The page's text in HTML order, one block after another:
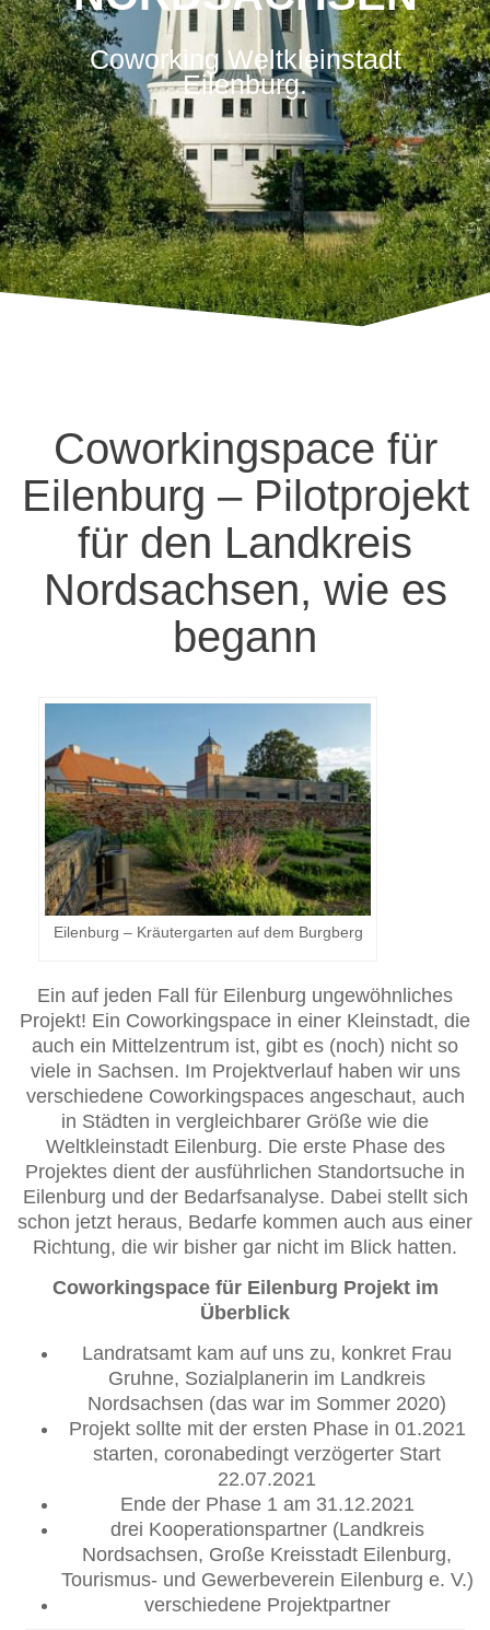
Coworking Weltkleinstadt
Eilenburg.
Coworkingspace für
Eilenburg – Pilotprojekt
für den Landkreis
Nordsachsen, wie es
begann
Eilenburg – Kräutergarten auf dem Burgberg
Ein auf jeden Fall für Eilenburg ungewöhnliches
Projekt! Ein Coworkingspace in einer Kleinstadt, die
auch ein Mittelzentrum ist, gibt es (noch) nicht so
viele in Sachsen. Im Projektverlauf haben wir uns
verschiedene Coworkingspaces angeschaut, auch
in Städten in vergleichbarer Größe wie die
Weltkleinstadt Eilenburg. Die erste Phase des
Projektes dient der ausführlichen Standortsuche in
Eilenburg und der Bedarfsanalyse. Dabei stellt sich
schon jetzt heraus, Bedarfe kommen auch aus einer
Richtung, die wir bisher gar nicht im Blick hatten.
Coworkingspace für Eilenburg Projekt im
Überblick
Landratsamt kam auf uns zu, konkret Frau
Gruhne, Sozialplanerin im Landkreis
Nordsachsen (das war im Sommer 2020)
Projekt sollte mit der ersten Phase in 01.2021
starten, coronabedingt verzögerter Start
22.07.2021
Ende der Phase 1 am 31.12.2021
drei Kooperationspartner (Landkreis
Nordsachsen, Große Kreisstadt Eilenburg,
Tourismus- und Gewerbeverein Eilenburg e. V.)
verschiedene Projektpartner